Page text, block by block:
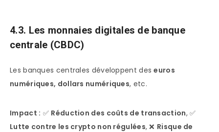
4.3. Les monnaies digitales de banque
centrale (CBDC)
Les banques centrales développent deseuros
numériques, dollars numériques, etc.
Impact : ✅ Réduction des coûts de transaction, ✅
Lutte contre les crypto non régulées, ❌ Risque de